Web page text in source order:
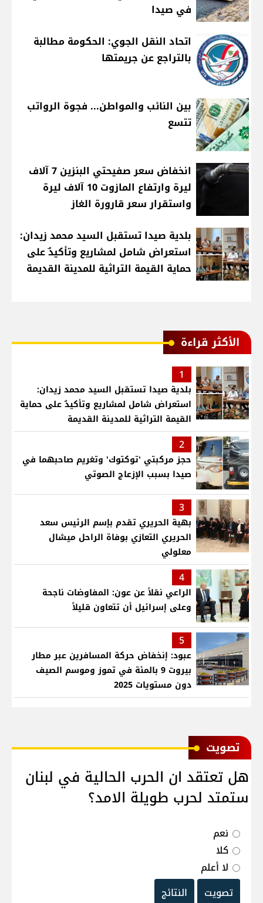
في صيدا
اتحاد النقل الجوي: الحكومة مطالبة
بالتراجع عن جريمتها
بين النائب والمواطن... فجوة الرواتب
تتسع
انخفاض سعر صفيحتي البنزين 7 آلاف
ليرة وارتفاع المازوت 10 آلاف ليرة
واستقرار سعر قارورة الغاز
بلدية صيدا تستقبل السيد محمد زيدان:
استعراض شامل لمشاريع وتأكيدٌ على
حماية القيمة التراثية للمدينة القديمة
الأكثر قراءة
1
بلدية صيدا تستقبل السيد محمد زيدان:
استعراض شامل لمشاريع وتأكيدٌ على حماية
القيمة التراثية للمدينة القديمة
2
حجز مركبتي 'توكتوك' وتغريم صاحبهما في
صيدا بسبب الإزعاج الصوتي
3
بهية الحريري تقدم بإسم الرئيس سعد
الحريري التعازي بوفاة الراحل ميشال
معلولي
4
الراعي نقلاً عن عون: المفاوضات ناجحة
وعلى إسرائيل أن تتعاون قليلاً
5
عبود: إنخفاض حركة المسافرين عبر مطار
بيروت 9 بالمئة في تموز وموسم الصيف
دون مستويات 2025
ﺗﺼﻮﻳﺖ
هل تعتقد ان الحرب الحالية في لبنان
ستمتد لحرب طويلة الامد؟
نعم
كلا
لا أعلم
تصويت
النتائج